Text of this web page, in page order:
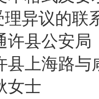
理异议的联
许县公安局
县上海路与
女士